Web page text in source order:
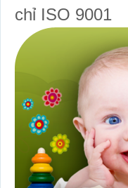
chỉ ISO 9001